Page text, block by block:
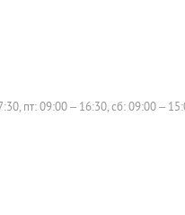
пт: 09:00 – 16:30, сб: 09:00 –